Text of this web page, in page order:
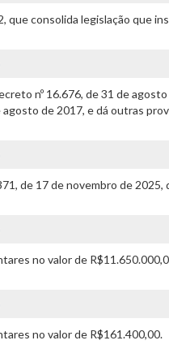
que consolida legislação que
nº 16.676, de 31 de
agosto de 2017, e dá outras
de 17 de novembro de 2025,
no valor de
no valor de R$161.400,00.